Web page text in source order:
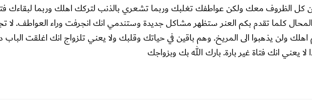
كل الظروف معك ولكن عواطفك تغلبك وربما تشعري بالذنب لتركك اهلك وربما لبقاءك
المحال كلما تقدم بكم العنر ستظهر مشاكل جديدة وستندمي انك انجرفت وراء العواطف.
اهلك ولن يذهبوا الى المريخ. وهم باقين في حياتك وقلبك ولا يعني تلزواج انك اغلقت
يعني انك فتاة غير بارة. بارك الله بك وبزواجك